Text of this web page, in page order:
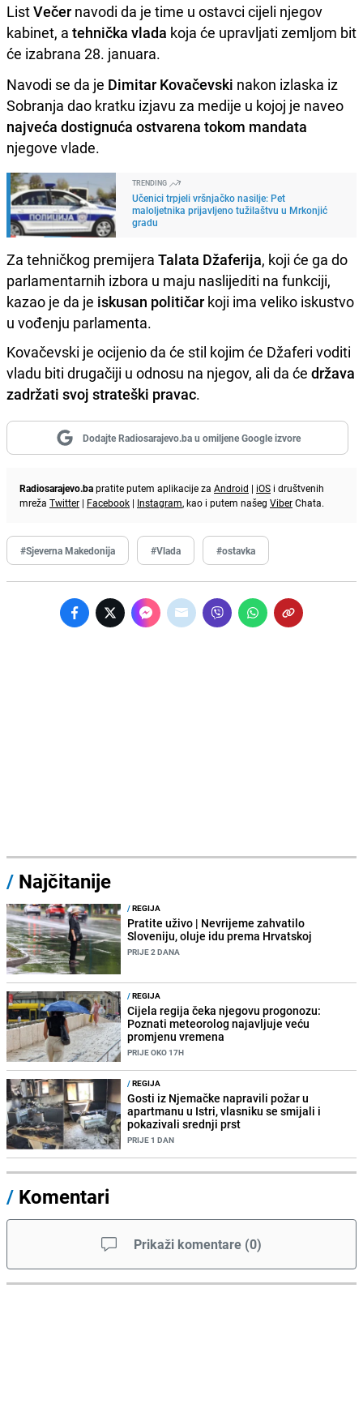
ListVečer navodi da je time u ostavci cijeli njegov
kabinet, a tehnička vlada koja će upravljati zemljom bit
će izabrana 28. januara.
Navodi se da je Dimitar Kovačevski nakon izlaska iz
Sobranja dao kratku izjavu za medije u kojoj je naveo
najveća dostignuća ostvarena tokom mandata
njegove vlade.
TRENDING
Učenici trpjeli vršnjačko nasilje: Pet
maloljetnika prijavljeno tužilaštvu u Mrkonjić
gradu
Za tehničkog premijera Talata Džaferija, koji će ga do
parlamentarnih izbora u maju naslijediti na funkciji,
kazao je da je iskusan političar koji ima veliko iskustvo
u vođenju parlamenta.
Kovačevski je ocijenio da će stil kojim će Džaferi voditi
vladu biti drugačiji u odnosu na njegov, ali da će država
zadržati svoj strateški pravac.
Dodajte Radiosarajevo.ba u omiljene Google izvore
Radiosarajevo.bapratite putem aplikacije za Android | iOS i društvenih
mreža Twitter | Facebook | Instagram, kao i putem našeg ViberChata.
#Sjeverna Makedonija #Vlada #ostavka
/ Najčitanije
/REGIJA
Pratite uživo | Nevrijeme zahvatilo
Sloveniju, oluje idu prema Hrvatskoj
PRIJE 2 DANA
/REGIJA
Cijela regija čeka njegovu progonozu:
Poznati meteorolog najavljuje veću
promjenu vremena
PRIJE OKO 17H
/REGIJA
Gosti iz Njemačke napravili požar u
apartmanu u Istri, vlasniku se smijali i
pokazivali srednji prst
PRIJE 1 DAN
/ Komentari
Prikaži komentare (0)